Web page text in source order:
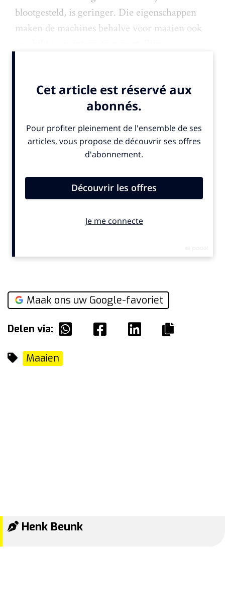
blootgesteld, is geringer. Die eigenschappen
maken de machines behalve voor maaien ook
Maak ons uw Google-favoriet
Delen via:
Maaien
Henk Beunk